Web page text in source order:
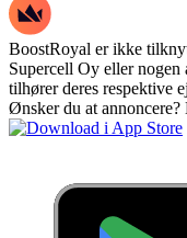
BoostRoyal er ikke
Supercell Oy eller nogen
tilhører deres respektive
Ønsker du at annoncere?